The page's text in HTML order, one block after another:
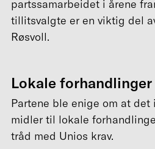
partssamarbeidet i årene
tillitsvalgte er en viktig del
Røsvoll.
Lokale
Partene ble enige om at
midler til lokale
tråd med Unios krav.